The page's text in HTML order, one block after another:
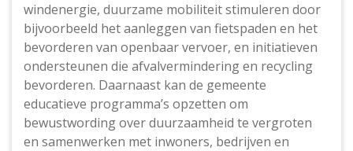
windenergie, duurzame mobiliteit stimuleren door
bijvoorbeeld het aanleggen van fietspaden en het
bevorderen van openbaar vervoer, en initiatieven
ondersteunen die afvalvermindering en recycling
bevorderen. Daarnaast kan de gemeente
educatieve programma’s opzetten om
bewustwording over duurzaamheid te vergroten
en samenwerken met inwoners, bedrijven en